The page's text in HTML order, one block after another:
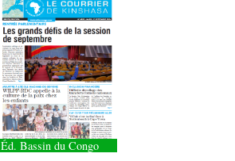
Éd. Bassin du Congo